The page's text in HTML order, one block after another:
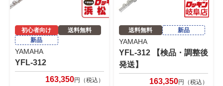
初心者向け
送料無料
新品
YAMAHA
YFL-312
163,350円（税込）
送料無料 新品
YAMAHA
YFL-312 【検品・調整後
発送】
163,350円（税込）